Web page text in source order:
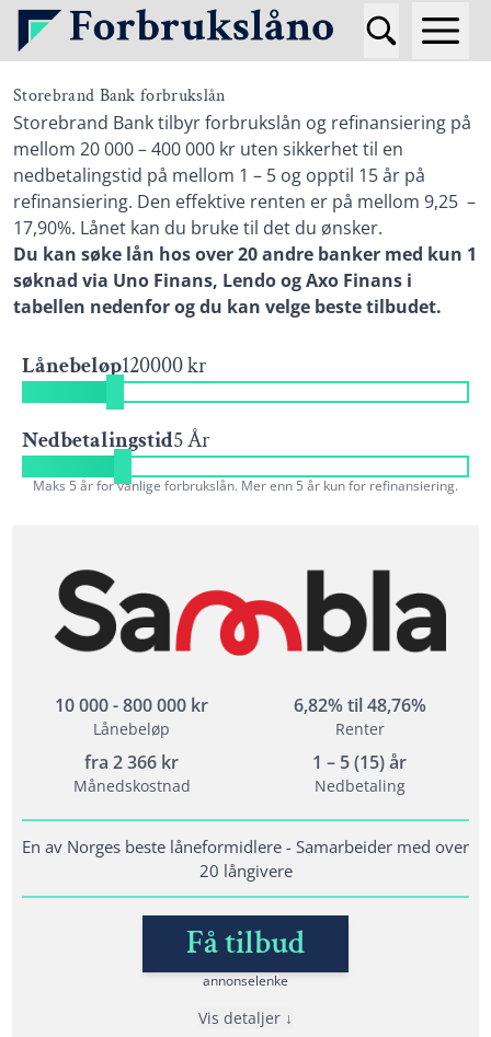
Storebrand Bank forbrukslån
Storebrand Bank tilbyr forbrukslån og refinansiering på
mellom 20 000 – 400 000 kr uten sikkerhet til en
nedbetalingstid på mellom 1 – 5 og opptil 15 år på
refinansiering. Den effektive renten er på mellom 9,25 –
17,90%. Lånet kan du bruke til det du ønsker.
Du kan søke lån hosover 20 andre banker med kun 1
søknad via Uno Finans, Lendo og Axo Finans i
tabellen nedenfor og du kan velge beste tilbudet.
Lånebeløp120000 kr
Nedbetalingstid5 År
Maks 5 år for vanlige forbrukslån. Mer enn 5 år kun for refinansiering.
10 000 - 800 000 kr
Lånebeløp
6,82% til 48,76%
Renter
fra 2 366 kr
Månedskostnad
1 – 5 (15) år
Nedbetaling
En av Norges beste låneformidlere - Samarbeider med over
20 långivere
Få tilbud
annonselenke
Vis detaljer